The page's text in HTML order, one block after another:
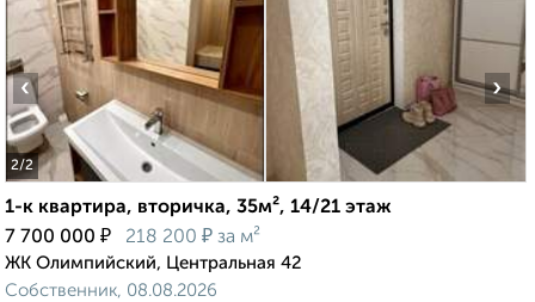
2/2
‹ ›
1-к квартира, вторичка, 35м², 14/21 этаж
7 700 000 ₽ 218 200 ₽ за м²
ЖК Олимпийский, Центральная 42
Собственник, 08.08.2026